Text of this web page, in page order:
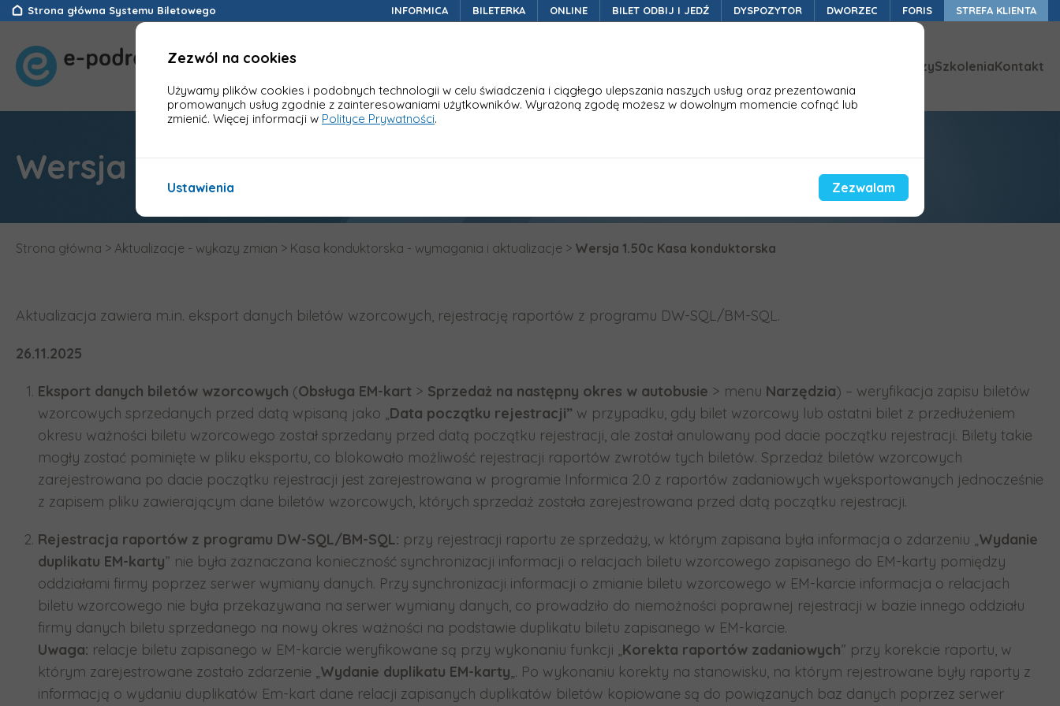
Strona główna Systemu Biletowego INFORMICA BILETERKA ONLINE BILET ODBIJ I JEDŹ DYSPOZYTOR DWORZEC FORIS STREFA KLIENTA
Baza wiedzySzkoleniaKontakt
Wersja 1.50c Kasa konduktorska
Strona główna > Aktualizacje - wykazy zmian > Kasa konduktorska - wymagania i aktualizacje > Wersja 1.50c Kasa konduktorska
Aktualizacja zawiera m.in. eksport danych biletów wzorcowych, rejestrację raportów z programu DW-SQL/BM-SQL.
26.11.2025
Eksport danych biletów wzorcowych (Obsługa EM-kart > Sprzedaż na następny okres w autobusie > menu Narzędzia) – weryfikacja zapisu biletów
wzorcowych sprzedanych przed datą wpisaną jako „Data początku rejestracji” w przypadku, gdy bilet wzorcowy lub ostatni bilet z przedłużeniem
okresu ważności biletu wzorcowego został sprzedany przed datą początku rejestracji, ale został anulowany pod dacie początku rejestracji. Bilety takie
mogły zostać pominięte w pliku eksportu, co blokowało możliwość rejestracji raportów zwrotów tych biletów. Sprzedaż biletów wzorcowych
zarejestrowana po dacie początku rejestracji jest zarejestrowana w programie Informica 2.0 z raportów zadaniowych wyeksportowanych jednocześnie
z zapisem pliku zawierającym dane biletów wzorcowych, których sprzedaż została zarejestrowana przed datą początku rejestracji.
Rejestracja raportów z programu DW-SQL/BM-SQL: przy rejestracji raportu ze sprzedaży, w którym zapisana była informacja o zdarzeniu „Wydanie
duplikatu EM-karty” nie była zaznaczana konieczność synchronizacji informacji o relacjach biletu wzorcowego zapisanego do EM-karty pomiędzy
oddziałami firmy poprzez serwer wymiany danych. Przy synchronizacji informacji o zmianie biletu wzorcowego w EM-karcie informacja o relacjach
biletu wzorcowego nie była przekazywana na serwer wymiany danych, co prowadziło do niemożności poprawnej rejestracji w bazie innego oddziału
firmy danych biletu sprzedanego na nowy okres ważności na podstawie duplikatu biletu zapisanego w EM-karcie.
Uwaga: relacje biletu zapisanego w EM-karcie weryfikowane są przy wykonaniu funkcji „Korekta raportów zadaniowych” przy korekcie raportu, w
którym zarejestrowane zostało zdarzenie „Wydanie duplikatu EM-karty„. Po wykonaniu korekty na stanowisku, na którym rejestrowane były raporty z
informacją o wydaniu duplikatów Em-kart dane relacji zapisanych duplikatów biletów kopiowane są do powiązanych baz danych poprzez serwer
Zezwól na cookies
Używamy plików cookies i podobnych technologii w celu świadczenia i ciągłego ulepszania naszych usług oraz prezentowania
promowanych usług zgodnie z zainteresowaniami użytkowników. Wyrażoną zgodę możesz w dowolnym momencie cofnąć lub
zmienić. Więcej informacji w Polityce Prywatności.
Ustawienia Zezwalam